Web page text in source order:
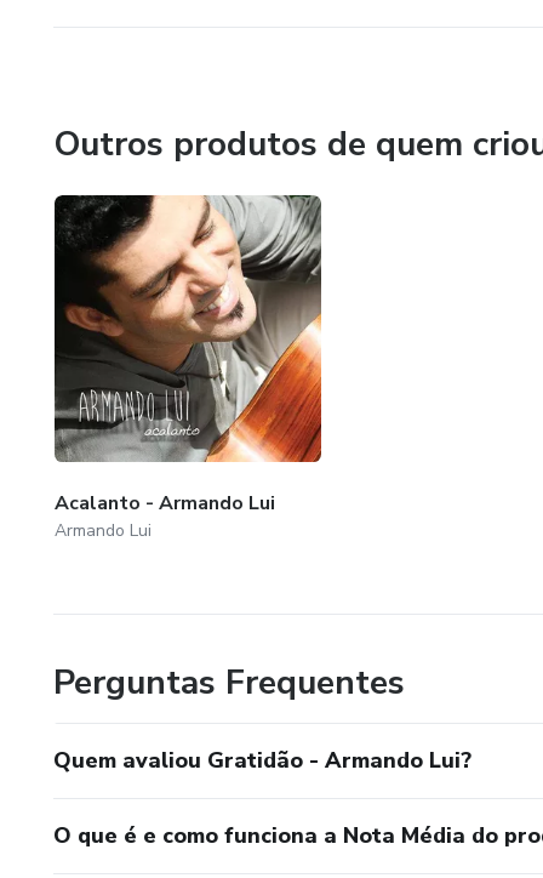
Outros produtos de quem
Acalanto - Armando Lui
Armando Lui
Perguntas Frequentes
Quem avaliou Gratidão - Armando Lui?
O que é e como funciona a Nota Média do